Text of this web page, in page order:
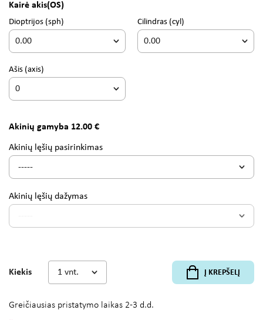
Kairė akis(OS)
Dioptrijos (sph) Cilindras (cyl)
Ašis (axis)
Akinių gamyba 12.00 €
Akinių lęšių pasirinkimas
Akinių lęšių dažymas
Kiekis Į KREPŠELĮ
Greičiausias pristatymo laikas 2-3 d.d.